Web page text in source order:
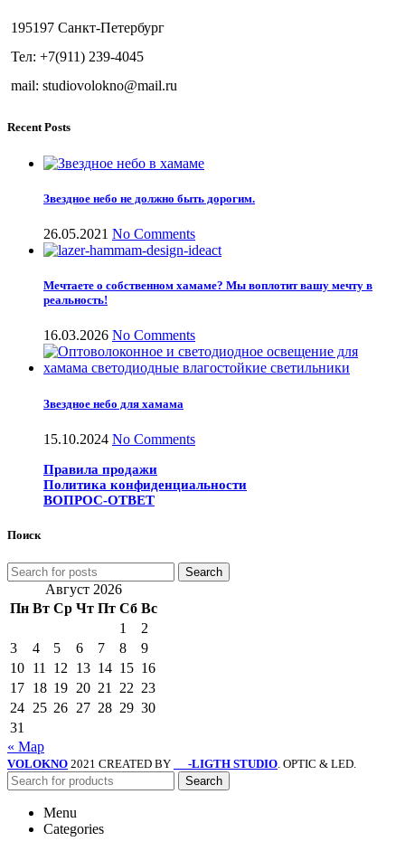
195197 Санкт-Петербург
Тел: +7(911) 239-4045
mail: studiovolokno@mail.ru
Recent Posts
Звездное небо не должно быть дорогим.
26.05.2021 No Comments
Мечтаете о собственном хамаме? Мы воплотит вашу мечту в
реальность!
16.03.2026 No Comments
Звездное небо для хамама
15.10.2024 No Comments
Правила продажи
Политика конфиденциальности
ВОПРОС-ОТВЕТ
Поиск
Search
Август 2026
Пн Вт Ср Чт Пт Сб Вс
1
2
3
4 5 6 7 8
9
10 11 12 13 14 15 16
17 18 19 20 21 22 23
24 25 26 27 28 29 30
31
« Мар
VOLOKNO 2021 CREATED BY -LIGTH STUDIO. OPTIC & LED.
Search
Menu
Categories